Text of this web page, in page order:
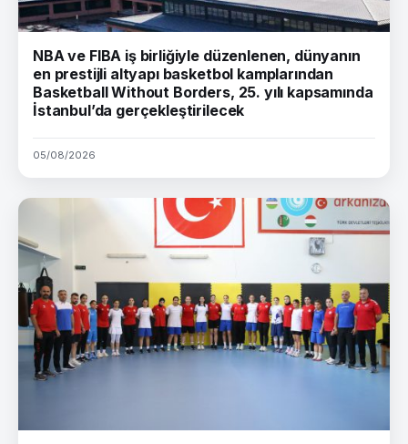
NBA ve FIBA iş birliğiyle düzenlenen, dünyanın
en prestijli altyapı basketbol kamplarından
Basketball Without Borders, 25. yılı kapsamında
İstanbul’da gerçekleştirilecek
05/08/2026